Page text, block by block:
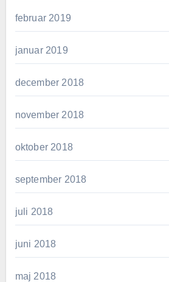
februar 2019
januar 2019
december 2018
november 2018
oktober 2018
september 2018
juli 2018
juni 2018
maj 2018